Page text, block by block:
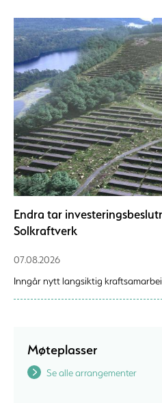
Endra tar
Solkraftverk
07.08.2026
Inngår nytt langsiktig
Møteplasser
Se alle arrangementer